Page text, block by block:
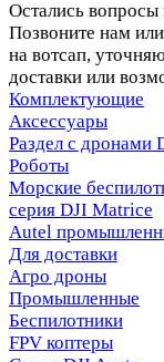
Остались вопросы
Позвоните нам
на вотсап,
доставки или
Комплектующие
Аксессуары
Раздел с дронами
Роботы
Морские
серия DJI Matrice
Autel
Для доставки
Агро дроны
Промышленные
Беспилотники
FPV коптеры